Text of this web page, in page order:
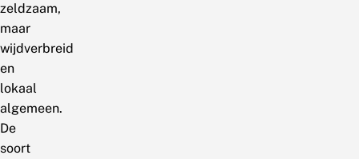
zeldzaam,
maar
wijdverbreid
en
lokaal
algemeen.
De
soort